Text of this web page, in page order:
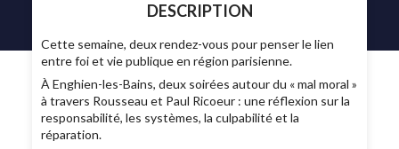
DESCRIPTION
Cette semaine, deux rendez-vous pour penser le lien
entre foi et vie publique en région parisienne.
À Enghien-les-Bains, deux soirées autour du « mal moral »
à travers Rousseau et Paul Ricoeur : une réflexion sur la
responsabilité, les systèmes, la culpabilité et la
réparation.